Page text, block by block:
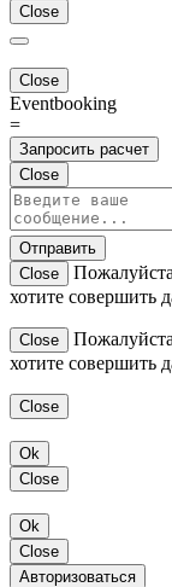
Close
Close
Eventbooking
=
Запросить расчет
Close
Отправить
Close
хотите совершить
Close
хотите совершить
Close
Ok
Close
Ok
Close
Авторизоваться